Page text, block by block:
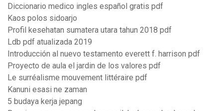
Diccionario medico ingles español gratis pdf
Kaos polos sidoarjo
Profil kesehatan sumatera utara tahun 2018 pdf
Ldb pdf atualizada 2019
Introducción al nuevo testamento everett f. harrison pdf
Proyecto de aula el jardin de los valores pdf
Le surréalisme mouvement littéraire pdf
Kanuni esasi ne zaman
5 budaya kerja jepang